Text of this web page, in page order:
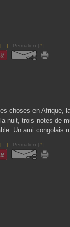
] - Permalien [#]
choses en Afrique,
nuit, trois notes de
Un ami congolais
] - Permalien [#]